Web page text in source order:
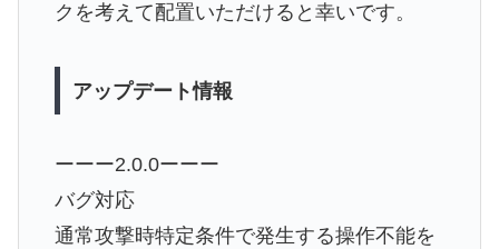
クを考えて配置いただけると幸いです。
アップデート情報
ーーー2.0.0ーーー
バグ対応
通常攻撃時特定条件で発生する操作不能を